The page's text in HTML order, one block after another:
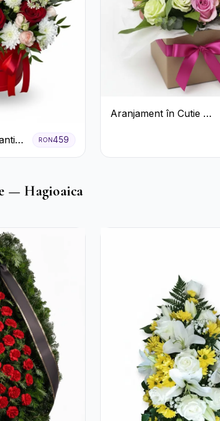
RON459
Aranjament în Cutie cu
— Hagioaica